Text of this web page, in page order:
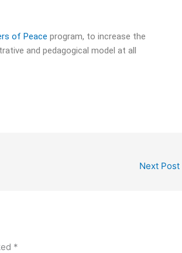
of Peace program, to increase the
and pedagogical model at all
Next Post
*